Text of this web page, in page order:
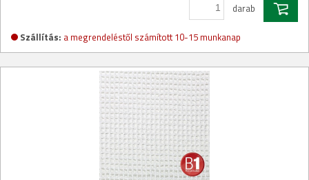
darab
Szállítás: a megrendeléstől számított 10-15 munkanap